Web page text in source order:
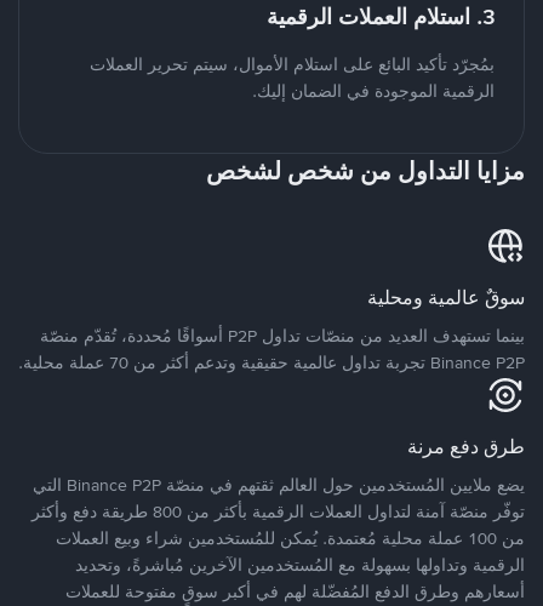
3. استلام العملات الرقمية
بمُجرّد تأكيد البائع على استلام الأموال، سيتم تحرير العملات
الرقمية الموجودة في الضمان إليك.
مزايا التداول من شخص لشخص
سوقٌ عالمية ومحلية
بينما تستهدف العديد من منصّات تداول P2P أسواقًا مُحددة، تُقدّم منصّة
Binance P2P تجربة تداول عالمية حقيقية وتدعم أكثر من 70 عملة محلية.
طرق دفع مرنة
يضع ملايين المُستخدمين حول العالم ثقتهم في منصّة Binance P2P التي
توفّر منصّة آمنة لتداول العملات الرقمية بأكثر من 800 طريقة دفع وأكثر
من 100 عملة محلية مُعتمدة. يُمكن للمُستخدمين شراء وبيع العملات
الرقمية وتداولها بسهولة مع المُستخدمين الآخرين مُباشرةً، وتحديد
أسعارهم وطرق الدفع المُفضّلة لهم في أكبر سوقٍ مفتوحة للعملات